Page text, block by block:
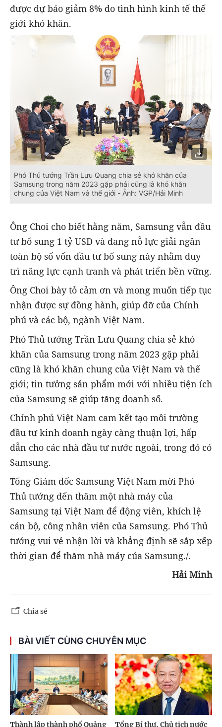
được dự báo giảm 8% do tình hình kinh tế thế
giới khó khăn.
Phó Thủ tướng Trần Lưu Quang chia sẻ khó khăn của
Samsung trong năm 2023 gặp phải cũng là khó khăn
chung của Việt Nam và thế giới - Ảnh: VGP/Hải Minh
Ông Choi cho biết hằng năm, Samsung vẫn đầu
tư bổ sung 1 tỷ USD và đang nỗ lực giải ngân
toàn bộ số vốn đầu tư bổ sung này nhằm duy
trì năng lực cạnh tranh và phát triển bền vững.
Ông Choi bày tỏ cảm ơn và mong muốn tiếp tục
nhận được sự đồng hành, giúp đỡ của Chính
phủ và các bộ, ngành Việt Nam.
Phó Thủ tướng Trần Lưu Quang chia sẻ khó
khăn của Samsung trong năm 2023 gặp phải
cũng là khó khăn chung của Việt Nam và thế
giới; tin tưởng sản phẩm mới với nhiều tiện ích
của Samsung sẽ giúp tăng doanh số.
Chính phủ Việt Nam cam kết tạo môi trường
đầu tư kinh doanh ngày càng thuận lợi, hấp
dẫn cho các nhà đầu tư nước ngoài, trong đó có
Samsung.
Tổng Giám đốc Samsung Việt Nam mời Phó
Thủ tướng đến thăm một nhà máy của
Samsung tại Việt Nam để động viên, khích lệ
cán bộ, công nhân viên của Samsung. Phó Thủ
tướng vui vẻ nhận lời và khẳng định sẽ sắp xếp
thời gian để thăm nhà máy của Samsung./.
Hải Minh
Chia sẻ
BÀI VIẾT CÙNG CHUYÊN MỤC
Thành lập thành phố Quảng Tổng Bí thư, Chủ tịch nước